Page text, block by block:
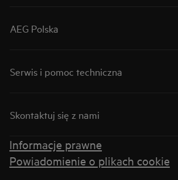
AEG Polska
Serwis i pomoc techniczna
Skontaktuj się z nami
Informacje prawne
Powiadomienie o plikach cookie